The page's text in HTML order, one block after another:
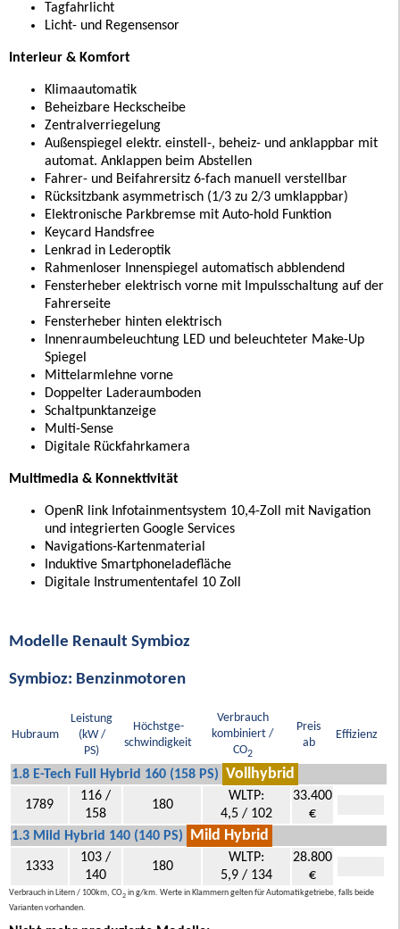
Tagfahrlicht
Licht- und Regensensor
Interieur & Komfort
Klimaautomatik
Beheizbare Heckscheibe
Zentralverriegelung
Außenspiegel elektr. einstell-, beheiz- und anklappbar mit
automat. Anklappen beim Abstellen
Fahrer- und Beifahrersitz 6-fach manuell verstellbar
Rücksitzbank asymmetrisch (1/3 zu 2/3 umklappbar)
Elektronische Parkbremse mit Auto-hold Funktion
Keycard Handsfree
Lenkrad in Lederoptik
Rahmenloser Innenspiegel automatisch abblendend
Fensterheber elektrisch vorne mit Impulsschaltung auf der
Fahrerseite
Fensterheber hinten elektrisch
Innenraumbeleuchtung LED und beleuchteter Make-Up
Spiegel
Mittelarmlehne vorne
Doppelter Laderaumboden
Schaltpunktanzeige
Multi-Sense
Digitale Rückfahrkamera
Multimedia & Konnektivität
OpenR link Infotainmentsystem 10,4-Zoll mit Navigation
und integrierten Google Services
Navigations-Kartenmaterial
Induktive Smartphoneladefläche
Digitale Instrumententafel 10 Zoll
Modelle Renault Symbioz
Symbioz: Benzinmotoren
Hubraum
Leistung
(kW /
PS)
Höchstge-
schwindigkeit
Verbrauch
kombiniert /
CO2
Preis
ab
Effizienz
1.8 E-Tech Full Hybrid 160 (158 PS) Vollhybrid
1789
116 /
158
180
WLTP:
4,5 / 102
33.400
€
1.3 Mild Hybrid 140 (140 PS)
Mild Hybrid
1333
103 /
140
180
WLTP:
5,9 / 134
28.800
€
Verbrauch in Litern / 100km, CO2 in g/km. Werte in Klammern gelten für Automatikgetriebe, falls beide
Varianten vorhanden.